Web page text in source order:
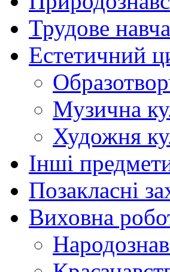
Трудове
Естетичний
Музична
Художня
Інші
Позакласні
Виховна